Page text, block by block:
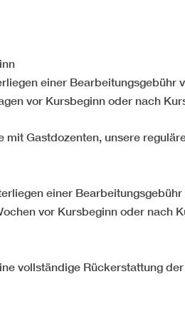
einer Bearbeitungsgebühr
vor Kursbeginn oder nach
Gastdozenten, unsere
einer Bearbeitungsgebühr
vor Kursbeginn oder nach
vollständige Rückerstattung